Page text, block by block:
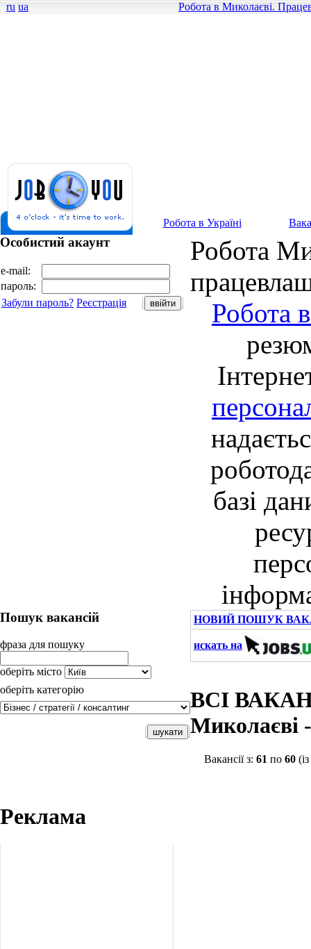
ru ua Робота в Миколаєві.
Робота в Україні
Особистий акаунт
e-mail:
пароль:
Забули пароль? Реєстрація
Робота
Робота
базі
Пошук вакансій
фраза для пошуку
оберіть місто
оберіть категорію
Реклама
НОВИЙ ПОШУК
искать на
ВСІ
Миколаєві
Вакансії з: 61 по 60 (із